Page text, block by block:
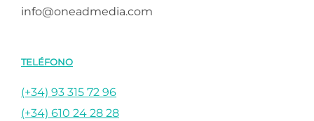
info@oneadmedia.com
TELÉFONO
(+34) 93 315 72 96
(+34) 610 24 28 28